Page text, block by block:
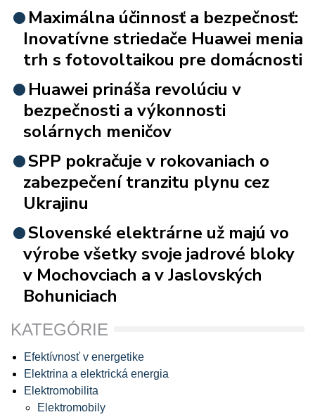
Maximálna účinnosť a bezpečnosť:
Inovatívne striedače Huawei menia
trh s fotovoltaikou pre domácnosti
Huawei prináša revolúciu v
bezpečnosti a výkonnosti
solárnych meničov
SPP pokračuje v rokovaniach o
zabezpečení tranzitu plynu cez
Ukrajinu
Slovenské elektrárne už majú vo
výrobe všetky svoje jadrové bloky
v Mochovciach a v Jaslovských
Bohuniciach
KATEGÓRIE
Efektívnosť v energetike
Elektrina a elektrická energia
Elektromobilita
Elektromobily